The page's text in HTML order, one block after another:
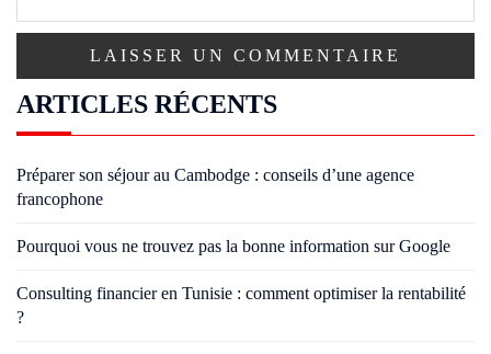
ARTICLES RÉCENTS
Préparer son séjour au Cambodge : conseils d’une agence
francophone
Pourquoi vous ne trouvez pas la bonne information sur Google
Consulting financier en Tunisie : comment optimiser la rentabilité
?